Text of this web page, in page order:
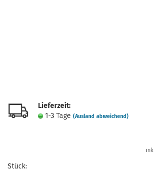
Lieferzeit:
1-3 Tage (Ausland abweichend)
Stück: